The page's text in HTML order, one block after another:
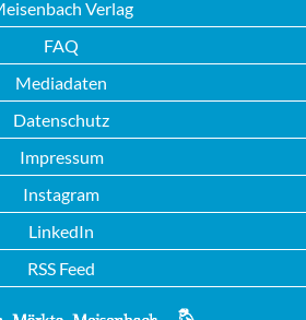
Verlag
FAQ
Mediadaten
Datenschutz
Impressum
Instagram
LinkedIn
RSS Feed